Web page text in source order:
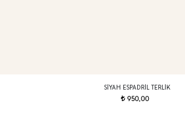
SIYAH ESPADRIL TERLIK
t950,00